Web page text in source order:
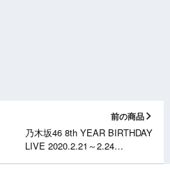
前の商品
乃木坂46 8th YEAR BIRTHDAY
LIVE 2020.2.21～2.24